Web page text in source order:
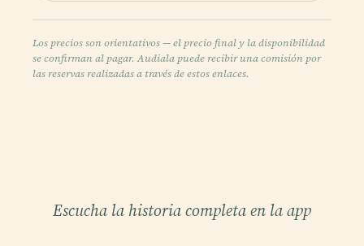
Los precios son orientativos — el precio final y la disponibilidad
se confirman al pagar. Audiala puede recibir una comisión por
las reservas realizadas a través de estos enlaces.
Escucha la historia completa en la app